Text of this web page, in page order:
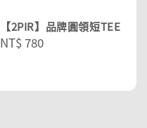
【2PIR】品牌圓領短TEE
Regular
NT$ 780